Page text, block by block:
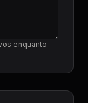
enquanto